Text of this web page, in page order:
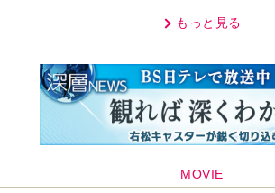
もっと見る
MOVIE